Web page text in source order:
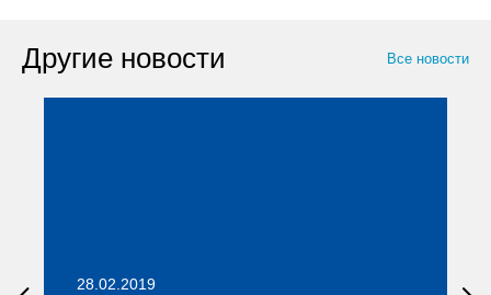
Другие новости Все новости
28.02.2019